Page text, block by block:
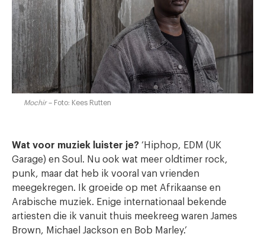
Mochir– Foto: Kees Rutten
Wat voor muziek luister je? ‘Hiphop, EDM (UK
Garage) en Soul. Nu ook wat meer oldtimer rock,
punk, maar dat heb ik vooral van vrienden
meegekregen. Ik groeide op met Afrikaanse en
Arabische muziek. Enige internationaal bekende
artiesten die ik vanuit thuis meekreeg waren James
Brown, Michael Jackson en Bob Marley.’